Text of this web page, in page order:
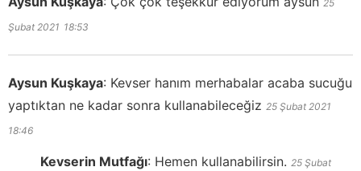
25
Şubat 2021 18:53
Aysun Kuşkaya: Kevser hanım merhabalar acaba sucuğu
yaptıktan ne kadar sonra kullanabileceğiz 25 Şubat 2021
18:46
Kevserin Mutfağı: Hemen kullanabilirsin. 25 Şubat